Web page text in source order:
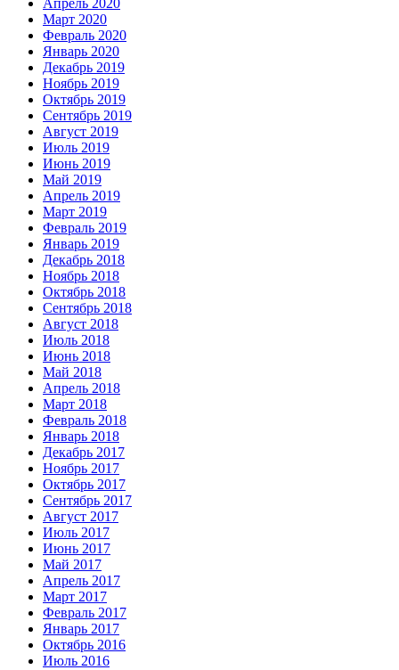
Апрель 2020
Март 2020
Февраль 2020
Январь 2020
Декабрь 2019
Ноябрь 2019
Октябрь 2019
Сентябрь 2019
Август 2019
Июль 2019
Июнь 2019
Май 2019
Апрель 2019
Март 2019
Февраль 2019
Январь 2019
Декабрь 2018
Ноябрь 2018
Октябрь 2018
Сентябрь 2018
Август 2018
Июль 2018
Июнь 2018
Май 2018
Апрель 2018
Март 2018
Февраль 2018
Январь 2018
Декабрь 2017
Ноябрь 2017
Октябрь 2017
Сентябрь 2017
Август 2017
Июль 2017
Июнь 2017
Май 2017
Апрель 2017
Март 2017
Февраль 2017
Январь 2017
Октябрь 2016
Июль 2016